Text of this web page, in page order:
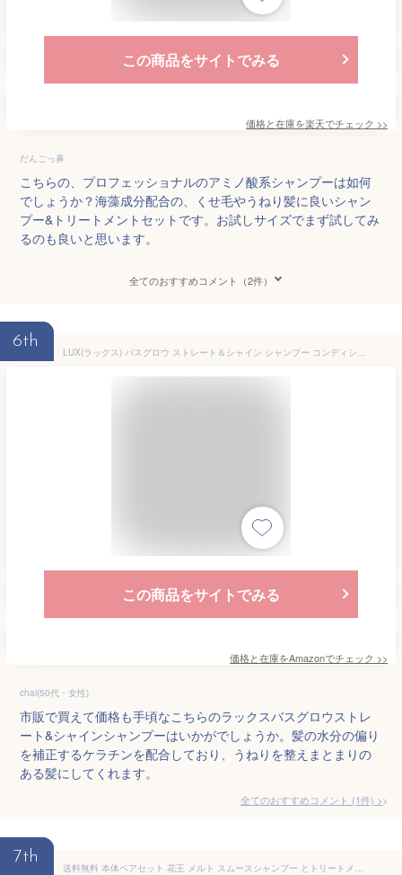
この商品をサイトでみる
価格と在庫を楽天でチェック >>
だんごっ鼻
こちらの、プロフェッショナルのアミノ酸系シャンプーは如何
でしょうか？海藻成分配合の、くせ毛やうねり髪に良いシャン
プー&トリートメントセットです。お試しサイズでまず試してみ
るのも良いと思います。
全てのおすすめコメント（2件）
6th
LUX(ラックス) バスグロウ ストレート＆シャイン シャンプー コンディショナー(トリートメント) お試し容量 本体 セット 各400g うねり髪 くせ毛
この商品をサイトでみる
価格と在庫をAmazonでチェック >>
chai(50代・女性)
市販で買えて価格も手頃なこちらのラックスバスグロウストレ
ート&シャインシャンプーはいかがでしょうか。髪の水分の偏り
を補正するケラチンを配合しており、うねりを整えまとまりの
ある髪にしてくれます。
全てのおすすめコメント (1件) >
7th
送料無料 本体ペアセット 花王 メルト スムースシャンプー とトリートメントのポンプペア 各本体 480mLずつのペアセット×1個 さらツヤ髪